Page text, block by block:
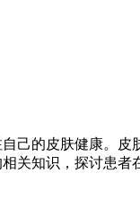
的皮肤健康。
关知识，探讨患